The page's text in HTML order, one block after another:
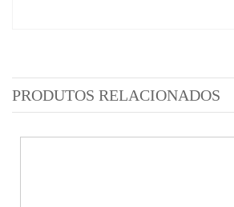
PRODUTOS RELACIONADOS